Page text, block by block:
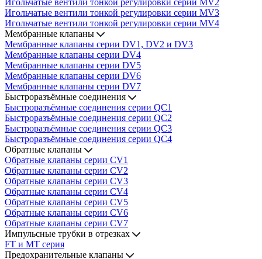
Игольчатые вентили тонкой регулировки серии MV3
Игольчатые вентили тонкой регулировки серии MV4
Мембранные клапаны
Мембранные клапаны серии DV1, DV2 и DV3
Мембранные клапаны серии DV4
Мембранные клапаны серии DV5
Мембранные клапаны серии DV6
Мембранные клапаны серии DV7
Быстроразъёмные соединения
Быстроразъёмные соединения серии QC1
Быстроразъёмные соединения серии QC2
Быстроразъёмные соединения серии QC3
Быстроразъёмные соединения серии QC4
Обратные клапаны
Обратные клапаны серии CV1
Обратные клапаны серии CV2
Обратные клапаны серии CV3
Обратные клапаны серии CV4
Обратные клапаны серии CV5
Обратные клапаны серии CV6
Обратные клапаны серии CV7
Импульсные трубки в отрезках
FT и MT серия
Предохранительные клапаны